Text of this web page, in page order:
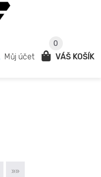
0
Můj účet VÁŠ KOŠÍK
»»